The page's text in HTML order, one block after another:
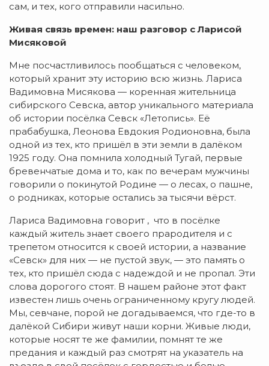
сам, и тех, кого отправили насильно.
Живая связь времен: наш разговор с Ларисой
Мисяковой
Мне посчастливилось пообщаться с человеком,
который хранит эту историю всю жизнь. Лариса
Вадимовна Мисякова — коренная жительница
сибирского Севска, автор уникального материала
об истории посёлка Севск «Летопись». Её
прабабушка, Леонова Евдокия Родионовна, была
одной из тех, кто пришёл в эти земли в далёком
1925 году. Она помнила холодный Тугай, первые
бревенчатые дома и то, как по вечерам мужчины
говорили о покинутой Родине — о лесах, о пашне,
о родниках, которые остались за тысячи вёрст.
Лариса Вадимовна говорит , что в посёлке
каждый житель знает своего прародителя и с
трепетом относится к своей истории, а название
«Севск» для них — не пустой звук, — это память о
тех, кто пришёл сюда с надеждой и не пропал. Эти
слова дорогого стоят. В нашем районе этот факт
известен лишь очень ограниченному кругу людей.
Мы, севчане, порой не догадываемся, что где-то в
далёкой Сибири живут наши корни. Живые люди,
которые носят те же фамилии, помнят те же
предания и каждый раз смотрят на указатель на